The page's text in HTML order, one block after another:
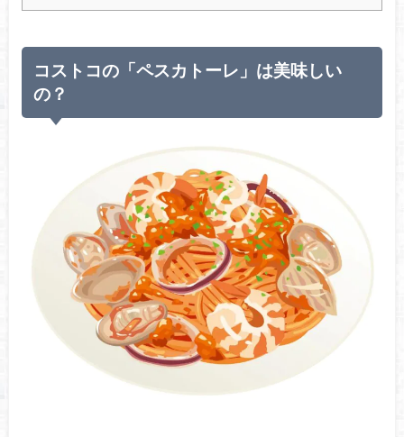
コストコの「ペスカトーレ」は美味しい
の？